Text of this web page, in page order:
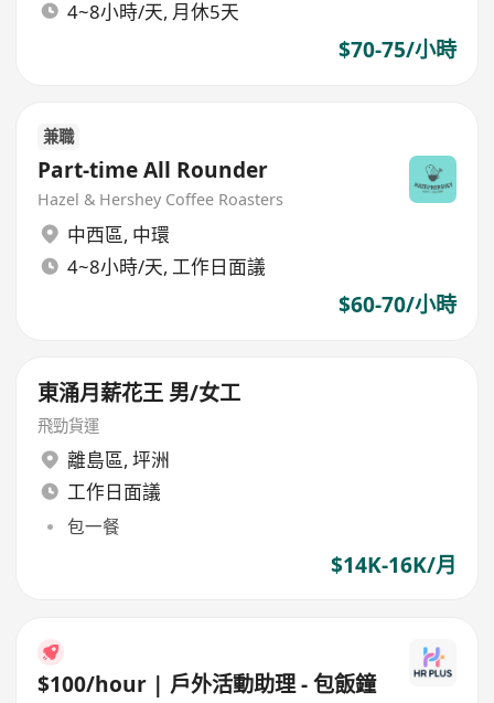
4~8小時/天, 月休5天
$70-75/小時
兼職
Part-time All Rounder
Hazel & Hershey Coffee Roasters
中西區, 中環
4~8小時/天, 工作日面議
$60-70/小時
東涌月薪花王 男/女工
飛勁貨運
離島區, 坪洲
工作日面議
包一餐
$14K-16K/月
$100/hour | 戶外活動助理 - 包飯鐘